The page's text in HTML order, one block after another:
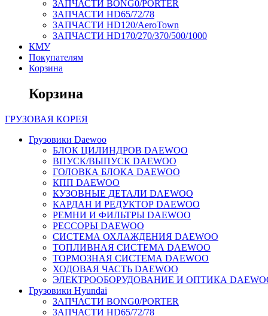
ЗАПЧАСТИ BONG0/PORTER
ЗАПЧАСТИ HD65/72/78
ЗАПЧАСТИ HD120/AeroTown
ЗАПЧАСТИ HD170/270/370/500/1000
КМУ
Покупателям
Корзина
Корзина
ГРУЗОВАЯ КОРЕЯ
Грузовики Daewoo
БЛОК ЦИЛИНДРОВ DAEWOO
ВПУСК/ВЫПУСК DAEWOO
ГОЛОВКА БЛОКА DAEWOO
КПП DAEWOO
КУЗОВНЫЕ ДЕТАЛИ DAEWOO
КАРДАН И РЕДУКТОР DAEWOO
РЕМНИ И ФИЛЬТРЫ DAEWOO
РЕССОРЫ DAEWOO
СИСТЕМА ОХЛАЖДЕНИЯ DAEWOO
ТОПЛИВНАЯ СИСТЕМА DAEWOO
ТОРМОЗНАЯ СИСТЕМА DAEWOO
ХОДОВАЯ ЧАСТЬ DAEWOO
ЭЛЕКТРООБОРУДОВАНИЕ И ОПТИКА
Грузовики Hyundai
ЗАПЧАСТИ BONG0/PORTER
ЗАПЧАСТИ HD65/72/78